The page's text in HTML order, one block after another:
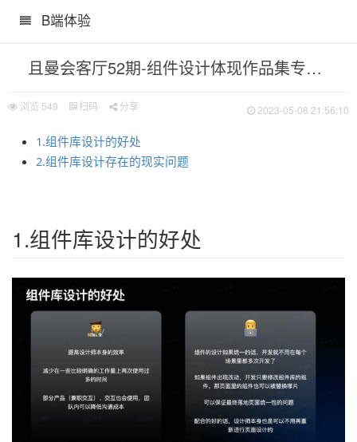
B端体验
且曼会客厅52期-组件设计体现作品集专业度
浏览 549 扫码 分享 2023-05-08 21:56:10
1.组件库设计的好处
2.组件库设计存在的现实问题
1.组件库设计的好处
定用得上
字完整版）